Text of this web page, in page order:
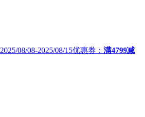
2025/08/08-2025/08/15优惠券： 满4799减